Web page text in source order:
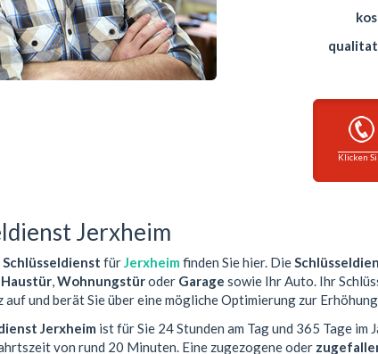
Klicken
Jerxheim
Schlüsseldienst fürJerxheim finden Sie hier. Die
Haustür,Wohnungstüroder Garage sowie Ihr Auto. Ihr
auf und berät Sie über eine mögliche Optimierung zur
Jerxheim ist für Sie 24 Stunden am Tag und 365 Tage
von rund 20 Minuten. Eine zugezogene oder